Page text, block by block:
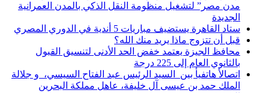
مدن مصر” لتشغيل منظومة النقل الذكي بالمدن العمرانية
الجديدة
ستاد القاهرة يستضيف مباريات 5 أندية في الدوري المصري
قبل أن تتزوج ماذا يريد منك الله؟
محافظ الجيزة يعتمد خفض الحد الأدنى لتنسيق القبول
بالثانوي العام إلى 225 درجة
اتصالأ هاتفيأ بين السيد الرئيس عبد الفتاح السيسي، و جلالة
الملك حمد بن عيسى آل خليفة، عاهل مملكة البحرين